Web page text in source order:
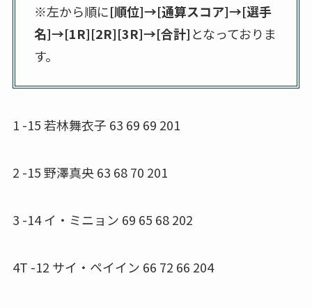
※左から順に[順位]→[通算スコア]→[選手
名]→[1R][2R][3R]→[合計]となっておりま
す。
1 -15 若林舞衣子 63 69 69 201
2 -15 野澤真央 63 68 70 201
3 -14 イ・ミニョン 69 65 68 202
4T -12 サイ・ペイイン 66 72 66 204